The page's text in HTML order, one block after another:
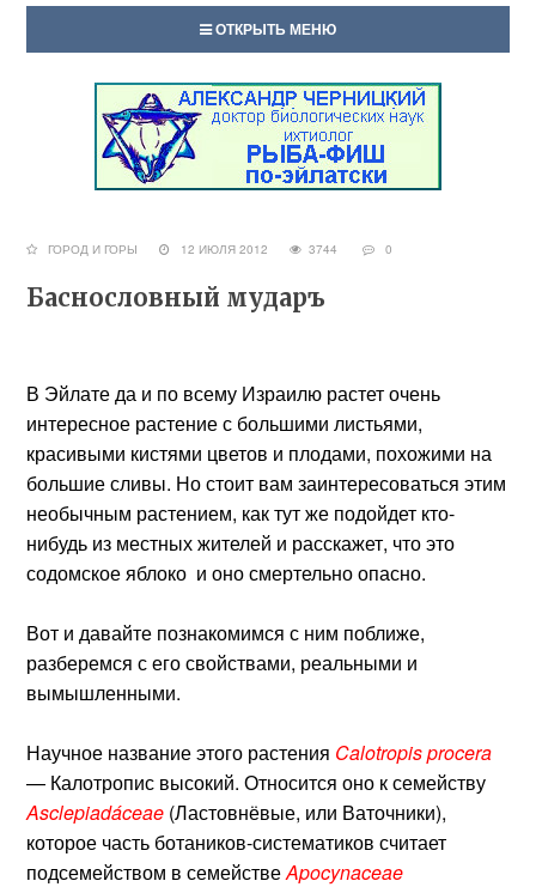
ОТКРЫТЬ МЕНЮ
ГОРОД И ГОРЫ 12 ИЮЛЯ 2012 3744 0
Баснословный мударъ
В Эйлате да и по всему Израилю растет очень
интересное растение с большими листьями,
красивыми кистями цветов и плодами, похожими на
большие сливы. Но стоит вам заинтересоваться этим
необычным растением, как тут же подойдет кто-
нибудь из местных жителей и расскажет, что это
содомское яблоко и оно смертельно опасно.
Вот и давайте познакомимся с ним поближе,
разберемся с его свойствами, реальными и
вымышленными.
Научное название этого растения Calotropis procera
— Калотропис высокий. Относится оно к семейству
Asclepiadáceae (Ластовнёвые, или Ваточники),
которое часть ботаников-систематиков считает
подсемейством в семействеApocynaceae